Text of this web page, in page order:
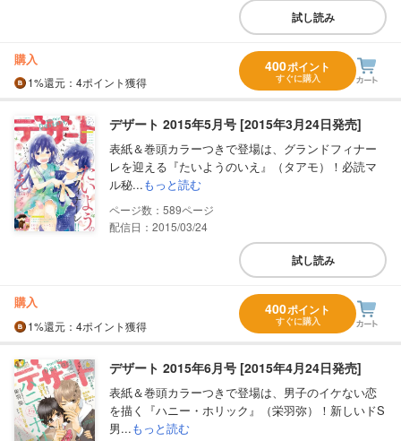
試し読み
購入
1%還元 ：4ポイント獲得
400ポイント
すぐに購入
デザート 2015年5月号 [2015年3月24日発売]
表紙＆巻頭カラーつきで登場は、グランドフィナー
レを迎える『たいようのいえ』（タアモ）！必読マ
ル秘...もっと読む
589
配信日：2015/03/24
試し読み
購入
1%還元 ：4ポイント獲得
400ポイント
すぐに購入
デザート 2015年6月号 [2015年4月24日発売]
表紙＆巻頭カラーつきで登場は、男子のイケない恋
を描く『ハニー・ホリック』（栄羽弥）！新しいドS
男...もっと読む